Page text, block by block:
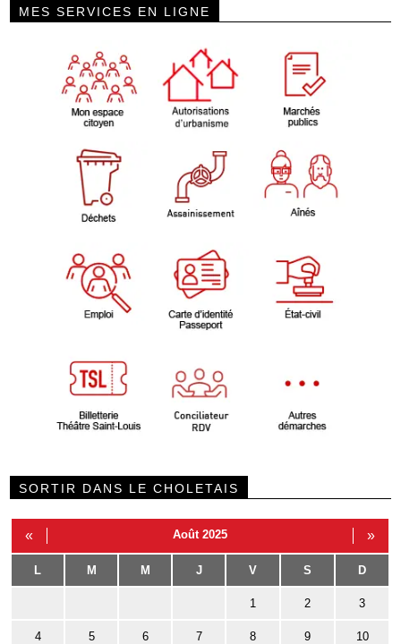
MES SERVICES EN LIGNE
SORTIR DANS LE CHOLETAIS
« Août 2025 »
L M M J V S D
1 2 3
4 5 6 7 8 9 10